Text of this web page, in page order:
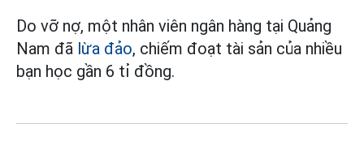
Do vỡ nợ, một nhân viên ngân hàng tại Quảng
Nam đã lừa đảo, chiếm đoạt tài sản của nhiều
bạn học gần 6 tỉ đồng.